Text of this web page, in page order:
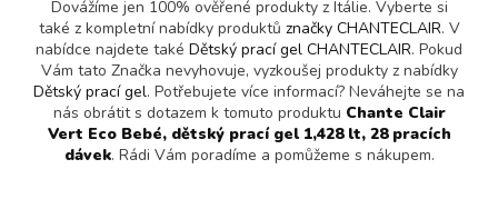
Dovážíme jen 100% ověřené produkty z Itálie. Vyberte si
také z kompletní nabídky produktů značky CHANTECLAIR. V
nabídce najdete také Dětský prací gel CHANTECLAIR. Pokud
Vám tato Značka nevyhovuje, vyzkoušej produkty z nabídky
Dětský prací gel. Potřebujete více informací? Neváhejte se na
nás obrátit s dotazem k tomuto produktu Chante Clair
Vert Eco Bebé, dětský prací gel 1,428 lt, 28 pracích
dávek. Rádi Vám poradíme a pomůžeme s nákupem.